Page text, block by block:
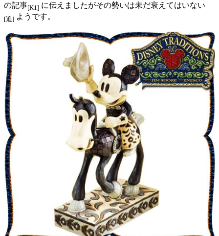
の記事[K1] に伝えましたがその勢いは未だ衰えてはいない
[追] ようです。